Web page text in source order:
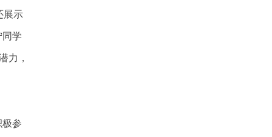
展示
学
力，
参